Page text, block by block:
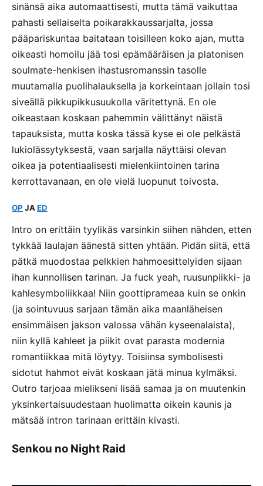
sinänsä aika automaattisesti, mutta tämä vaikuttaa
pahasti sellaiselta poikarakkaussarjalta, jossa
pääpariskuntaa baitataan toisilleen koko ajan, mutta
oikeasti homoilu jää tosi epämääräisen ja platonisen
soulmate-henkisen ihastusromanssin tasolle
muutamalla puolihalauksella ja korkeintaan jollain tosi
siveällä pikkupikkusuukolla väritettynä. En ole
oikeastaan koskaan pahemmin välittänyt näistä
tapauksista, mutta koska tässä kyse ei ole pelkästä
lukiolässytyksestä, vaan sarjalla näyttäisi olevan
oikea ja potentiaalisesti mielenkiintoinen tarina
kerrottavanaan, en ole vielä luopunut toivosta.
OP JA ED
Intro on erittäin tyylikäs varsinkin siihen nähden, etten
tykkää laulajan äänestä sitten yhtään. Pidän siitä, että
pätkä muodostaa pelkkien hahmoesittelyiden sijaan
ihan kunnollisen tarinan. Ja fuck yeah, ruusunpiikki- ja
kahlesymboliikkaa! Niin goottiprameaa kuin se onkin
(ja sointuvuus sarjaan tämän aika maanläheisen
ensimmäisen jakson valossa vähän kyseenalaista),
niin kyllä kahleet ja piikit ovat parasta modernia
romantiikkaa mitä löytyy. Toisiinsa symbolisesti
sidotut hahmot eivät koskaan jätä minua kylmäksi.
Outro tarjoaa mielikseni lisää samaa ja on muutenkin
yksinkertaisuudestaan huolimatta oikein kaunis ja
mätsää intron tarinaan erittäin kivasti.
Senkou no Night Raid